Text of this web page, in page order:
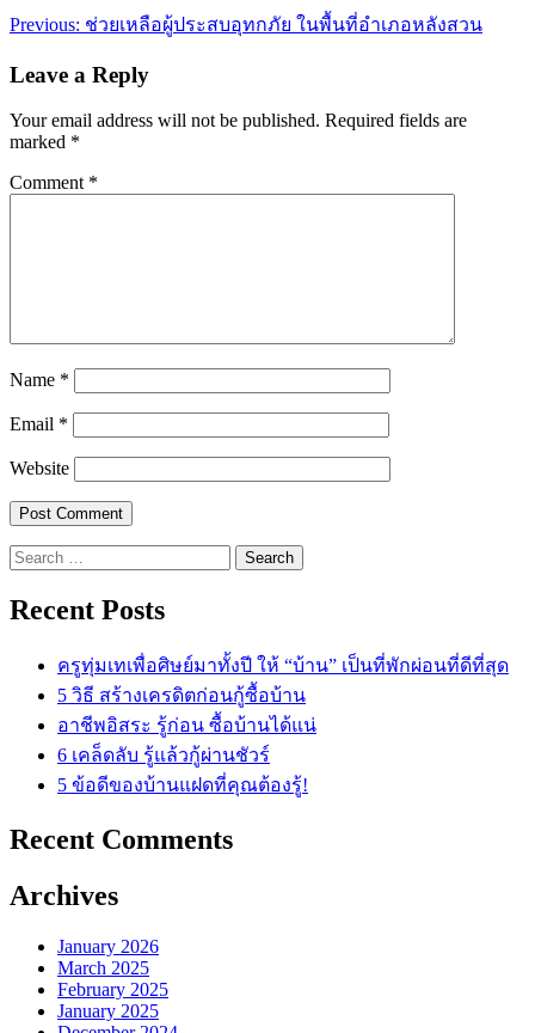
Post
Previous: ช่วยเหลือผู้ประสบอุทกภัย ในพื้นที่อำเภอหลังสวน
Leave a Reply
Your email address will not be published. Required fields are
marked *
Comment *
Name *
Email *
Website
Search
for:
Recent Posts
ครูทุ่มเทเพื่อศิษย์มาทั้งปี ให้ “บ้าน” เป็นที่พักผ่อนที่ดีที่สุด
5 วิธี สร้างเครดิตก่อนกู้ซื้อบ้าน
อาชีพอิสระ รู้ก่อน ซื้อบ้านได้แน่
6 เคล็ดลับ รู้แล้วกู้ผ่านชัวร์
5 ข้อดีของบ้านแฝดที่คุณต้องรู้!
Recent Comments
Archives
January 2026
March 2025
February 2025
January 2025